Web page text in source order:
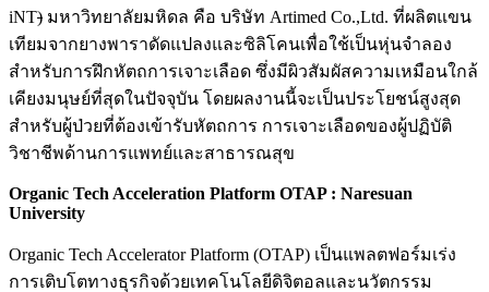
iNT) มหาวิทยาลัยมหิดล คือ บริษัท Artimed Co.,Ltd. ที่ผลิตแขน
เทียมจากยางพาราดัดแปลงและซิลิโคนเพื่อใช้เป็นหุ่นจําลอง
สําหรับการฝึกหัตถการเจาะเลือด ซึ่งมีผิวสัมผัสความเหมือนใกล้
เคียงมนุษย์ที่สุดในปัจจุบัน โดยผลงานนี้จะเป็นประโยชน์สูงสุด
สำหรับผู้ป่วยที่ต้องเข้ารับหัตถการ การเจาะเลือดของผู้ปฏิบัติ
วิชาชีพด้านการแพทย์และสาธารณสุข
Organic Tech Acceleration Platform OTAP : Naresuan
University
Organic Tech Accelerator Platform (OTAP) เป็นแพลตฟอร์มเร่ง
การเติบโตทางธุรกิจด้วยเทคโนโลยีดิจิตอลและนวัตกรรม